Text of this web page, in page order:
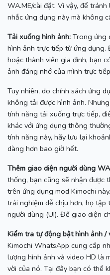
WA.ME/cài đặt. Vì vậy, để
nhắc ứng dụng này mà không
Tải xuống hình ảnh: Trong ứng
hình ảnh trực tiếp từ ứng dụng.
hoặc thành viên gia đình, bạn
ảnh đáng nhớ của mình trực
Tuy nhiên, do chính sách ứng
không tải được hình ảnh.
tính năng tải xuống trực tiếp,
khác với ứng dụng thông
tính năng này, hãy lưu lại
dàng hơn bao giờ hết.
Thêm giao diện người dùng
thống, bạn cũng sẽ nhận được
trên ứng dụng mod Kimochi này.
trải nghiệm dễ chịu hơn, họ
người dùng (UI). Để giao diện
Kiểm tra tự động bật hình ảnh /
Kimochi WhatsApp cung cấp
lượng hình ảnh và video HD là
vời của nó. Tại đây bạn có thể